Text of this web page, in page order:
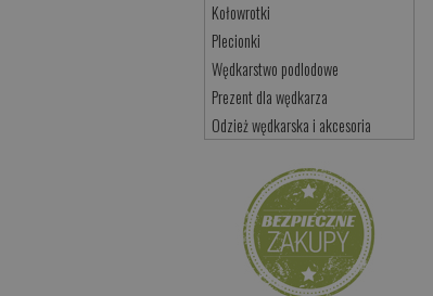
Kołowrotki
Plecionki
Wędkarstwo podlodowe
Prezent dla wędkarza
Odzież wędkarska i akcesoria